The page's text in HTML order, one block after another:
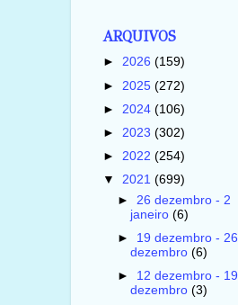
ARQUIVOS
► 2026 (159)
► 2025 (272)
► 2024 (106)
► 2023 (302)
► 2022 (254)
▼ 2021 (699)
► 26 dezembro - 2
janeiro (6)
► 19 dezembro - 26
dezembro (6)
► 12 dezembro - 19
dezembro (3)